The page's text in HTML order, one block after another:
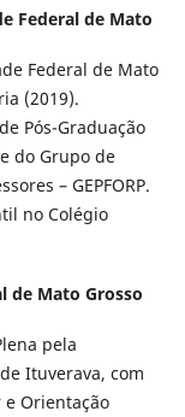
Federal de Mato
Federal de Mato
(2019).
Pós-Graduação
do Grupo de
– GEPFORP.
no Colégio
de Mato Grosso
pela
Ituverava, com
e Orientação